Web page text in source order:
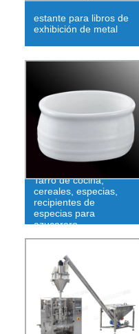
estante para libros de
exhibición de metal
Tarro de cocina,
cereales, especias,
recipientes de
especias para
azucarero